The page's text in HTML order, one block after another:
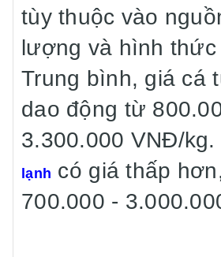
tùy thuộc vào
lượng và hình thức
Trung bình, giá cá
dao động từ
3.300.000 VNĐ/
lạnh có giá thấp
700.000 -